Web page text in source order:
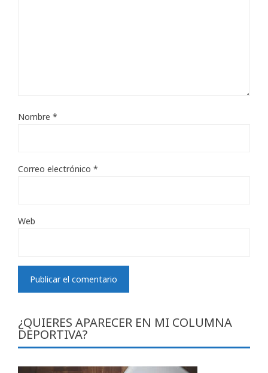
Nombre *
Correo electrónico *
Web
¿QUIERES APARECER EN MI COLUMNA
DEPORTIVA?